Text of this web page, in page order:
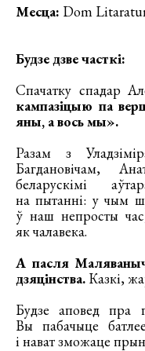
Месца: Dom
Будзе дзве часткі:
Спачатку спадар
кампазіцыю па
яны, а вось мы».
Разам з
Багдановічам,
беларускімі
на пытанні: у чым
ў наш непросты
як чалавека.
А пасля
дзяцінства. Казкі,
Будзе аповед пра
Вы пабачыце
і нават зможаце